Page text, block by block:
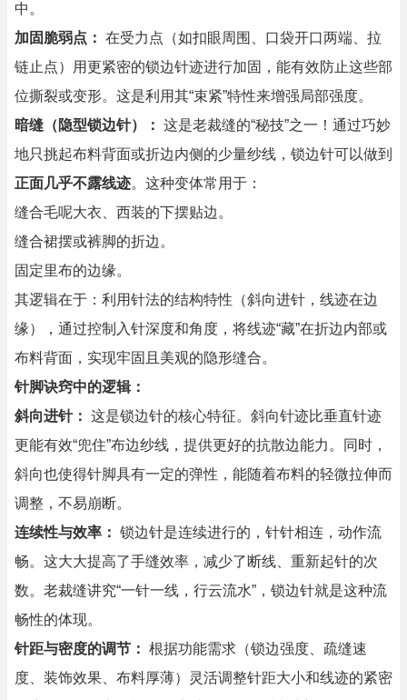
中。
加固脆弱点： 在受力点（如扣眼周围、口袋开口两端、拉
链止点）用更紧密的锁边针迹进行加固，能有效防止这些部
位撕裂或变形。这是利用其“束紧”特性来增强局部强度。
暗缝（隐型锁边针）： 这是老裁缝的“秘技”之一！通过巧妙
地只挑起布料背面或折边内侧的少量纱线，锁边针可以做到
正面几乎不露线迹。这种变体常用于：
缝合毛呢大衣、西装的下摆贴边。
缝合裙摆或裤脚的折边。
固定里布的边缘。
其逻辑在于：利用针法的结构特性（斜向进针，线迹在边
缘），通过控制入针深度和角度，将线迹“藏”在折边内部或
布料背面，实现牢固且美观的隐形缝合。
针脚诀窍中的逻辑：
斜向进针： 这是锁边针的核心特征。斜向针迹比垂直针迹
更能有效“兜住”布边纱线，提供更好的抗散边能力。同时，
斜向也使得针脚具有一定的弹性，能随着布料的轻微拉伸而
调整，不易崩断。
连续性与效率： 锁边针是连续进行的，针针相连，动作流
畅。这大大提高了手缝效率，减少了断线、重新起针的次
数。老裁缝讲究“一针一线，行云流水”，锁边针就是这种流
畅性的体现。
针距与密度的调节： 根据功能需求（锁边强度、疏缝速
度、装饰效果、布料厚薄）灵活调整针距大小和线迹的紧密